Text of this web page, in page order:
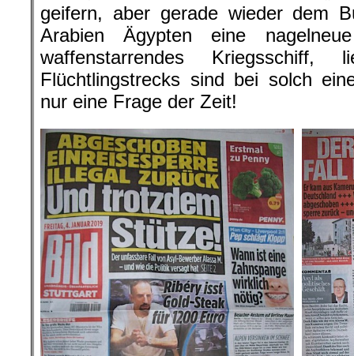
geifern, aber gerade wieder dem
Arabien Ägypten eine
waffenstarrendes
Flüchtlingstrecks sind bei solch
nur eine Frage der Zeit!